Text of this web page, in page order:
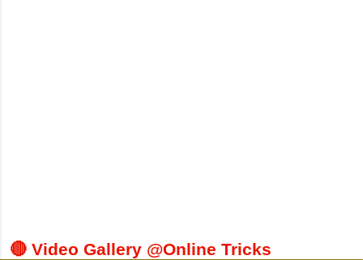
🔴 Video Gallery @Online Tricks